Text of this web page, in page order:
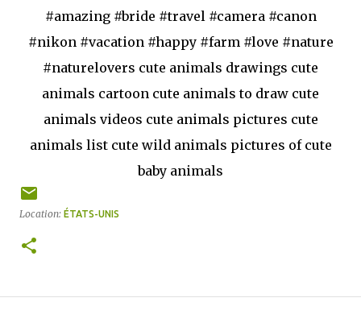
#amazing #bride #travel #camera #canon
#nikon #vacation #happy #farm #love #nature
#naturelovers cute animals drawings cute
animals cartoon cute animals to draw cute
animals videos cute animals pictures cute
animals list cute wild animals pictures of cute
baby animals
Location: ÉTATS-UNIS